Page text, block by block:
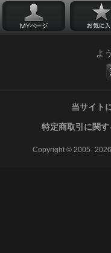
よ
当サイト
特定商取引に関
Copyright © 2005-